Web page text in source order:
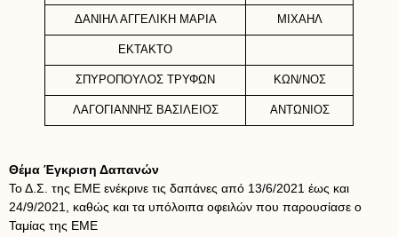
ΔΑΝΙΗΛ ΑΓΓΕΛΙΚΗ ΜΑΡΙΑ ΜΙΧΑΗΛ
ΕΚΤΑΚΤΟ
ΣΠΥΡΟΠΟΥΛΟΣ ΤΡΥΦΩΝ ΚΩΝ/ΝΟΣ
ΛΑΓΟΓΙΑΝΝΗΣ ΒΑΣΙΛΕΙΟΣ ΑΝΤΩΝΙΟΣ
Θέμα Έγκριση Δαπανών
Το Δ.Σ. της ΕΜΕ ενέκρινε τις δαπάνες από 13/6/2021 έως και
24/9/2021, καθώς και τα υπόλοιπα οφειλών που παρουσίασε ο
Ταμίας της ΕΜΕ